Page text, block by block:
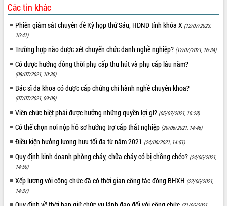
Các tin khác
Phiên giám sát chuyên đề Kỳ họp thứ Sáu, HĐND tỉnh khóa X (12/07/2023,
16:41)
Trường hợp nào được xét chuyển chức danh nghề nghiệp? (12/07/2021, 16:34)
Có được hưởng đồng thời phụ cấp thu hút và phụ cấp lâu năm?
(08/07/2021, 10:36)
Bác sĩ đa khoa có được cấp chứng chỉ hành nghề chuyên khoa?
(07/07/2021, 09:09)
Viên chức biệt phái được hưởng những quyền lợi gì? (05/07/2021, 16:28)
Có thể chọn nơi nộp hồ sơ hưởng trợ cấp thất nghiệp (29/06/2021, 14:46)
Điều kiện hưởng lương hưu tối đa từ năm 2021 (24/06/2021, 14:51)
Quy định kinh doanh phòng cháy, chữa cháy có bị chồng chéo? (24/06/2021,
14:50)
Xếp lương với công chức đã có thời gian công tác đóng BHXH (22/06/2021,
14:37)